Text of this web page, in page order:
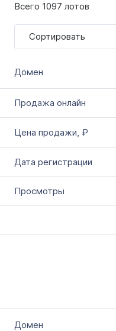
с
Без
Тип
Всего 1097 лотов
Сортировать